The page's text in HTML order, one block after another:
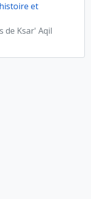
et
de Ksar' Aqil